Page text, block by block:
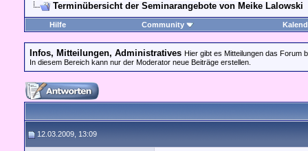
Terminübersicht der Seminarangebote von Meike Lalowski
Hilfe Community
Infos, Mitteilungen, Administratives Hier gibt es Mitteilungen das Forum
In diesem Bereich kann nur der Moderator neue Beiträge erstellen.
12.03.2009, 13:09